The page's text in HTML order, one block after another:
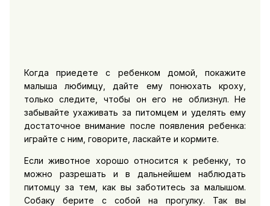
Когда приедете с ребенком домой, покажите
малыша любимцу, дайте ему понюхать кроху,
только следите, чтобы он его не облизнул. Не
забывайте ухаживать за питомцем и уделять ему
достаточное внимание после появления ребенка:
играйте с ним, говорите, ласкайте и кормите.
Если животное хорошо относится к ребенку, то
можно разрешать и в дальнейшем наблюдать
питомцу за тем, как вы заботитесь за малышом.
Собаку берите с собой на прогулку. Так вы